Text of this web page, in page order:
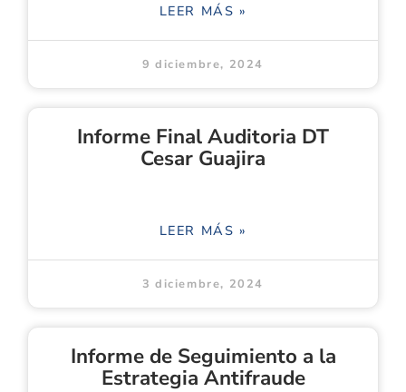
LEER MÁS »
9 diciembre, 2024
Informe Final Auditoria DT
Cesar Guajira
LEER MÁS »
3 diciembre, 2024
Informe de Seguimiento a la
Estrategia Antifraude